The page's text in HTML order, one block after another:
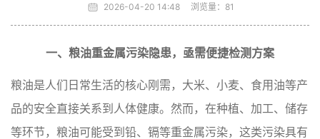
2026-04-20 14:48 浏览量： 81
一、粮油重金属污染隐患，亟需便捷检测方案
粮油是人们日常生活的核心刚需，大米、小麦、食用油等产
品的安全直接关系到人体健康。然而，在种植、加工、储存
等环节，粮油可能受到铅、镉等重金属污染，这类污染具有